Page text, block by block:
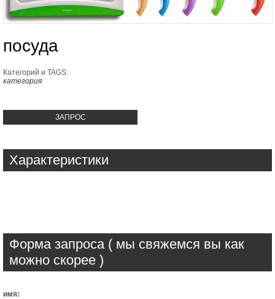
посуда
Категорий и TAGS:
категория
ЗАПРОС
Характеристики
Форма запроса ( мы свяжемся вы как
можно скорее )
имя: